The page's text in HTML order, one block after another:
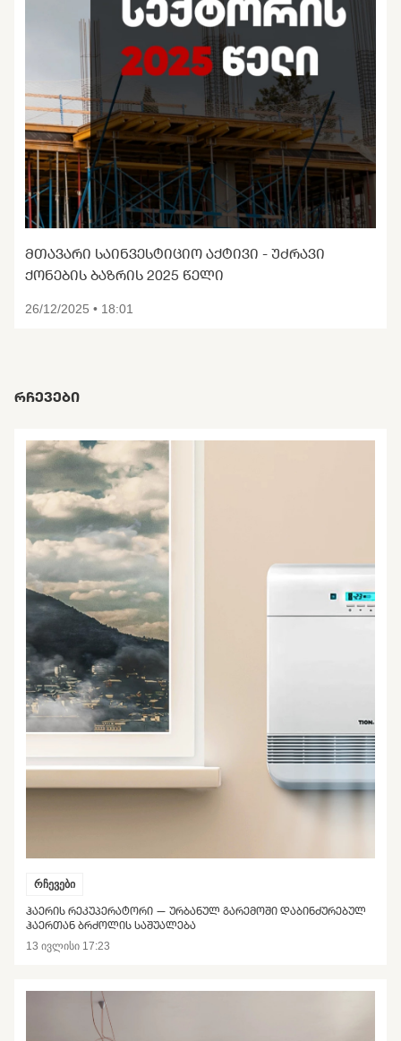
ᲛᲗᲐᲕᲐᲠᲘ ᲡᲐᲘᲜᲕᲔᲡᲢᲘᲪᲘᲝ ᲐᲥᲢᲘᲕᲘ - ᲣᲫᲠᲐᲕᲘ
ᲥᲝᲜᲔᲑᲘᲡ ᲑᲐᲖᲠᲘᲡ 2025 ᲬᲔᲚᲘ
26/12/2025 • 18:01
ᲠᲩᲔᲕᲔᲑᲘ
რჩევები
ᲰᲐᲔᲠᲘᲡ ᲠᲔᲙᲣᲞᲔᲠᲐᲢᲝᲠᲘ — ᲣᲠᲑᲐᲜᲣᲚ ᲒᲐᲠᲔᲛᲝᲨᲘ ᲓᲐᲑᲘᲜᲫᲣᲠᲔᲑᲣᲚ
ᲰᲐᲔᲠᲗᲐᲜ ᲑᲠᲫᲝᲚᲘᲡ ᲡᲐᲨᲣᲐᲚᲔᲑᲐ
13 ივლისი 17:23